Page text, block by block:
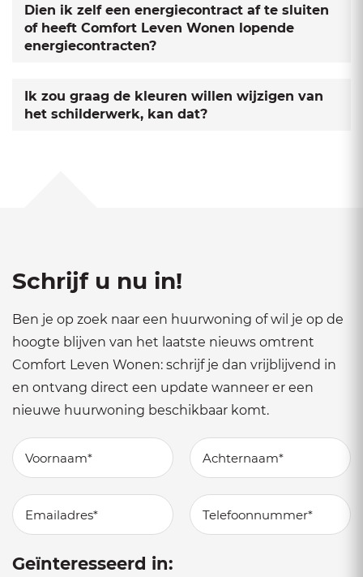
Dien ik zelf een energiecontract af te sluiten
of heeft Comfort Leven Wonen lopende
energiecontracten?
Ik zou graag de kleuren willen wijzigen van
het schilderwerk, kan dat?
Schrijf u nu in!
Ben je op zoek naar een huurwoning of wil je op de
hoogte blijven van het laatste nieuws omtrent
Comfort Leven Wonen: schrijf je dan vrijblijvend in
en ontvang direct een update wanneer er een
nieuwe huurwoning beschikbaar komt.
Geïnteresseerd in: